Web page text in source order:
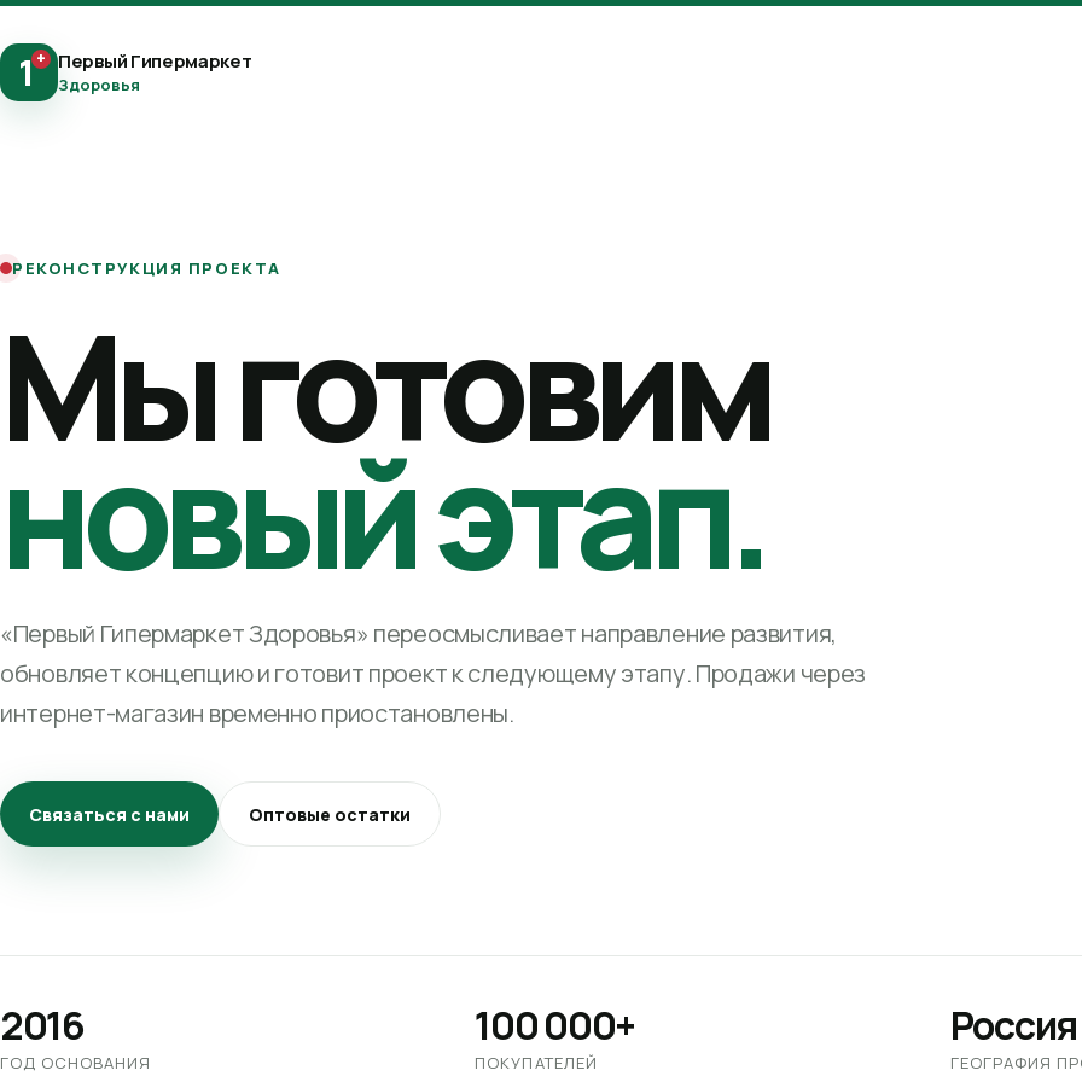
1+ Первый Гипермаркет
Здоровья
РЕКОНСТРУКЦИЯ ПРОЕКТА
Мы готовим
новый этап.
«Первый Гипермаркет Здоровья» переосмысливает направление развития,
обновляет концепцию и готовит проект к следующему этапу. Продажи через
интернет-магазин временно приостановлены.
Связаться с нами Оптовые остатки
2016
ГОД ОСНОВАНИЯ
100 000+
ПОКУПАТЕЛЕЙ
Россия
ГЕОГРАФИЯ